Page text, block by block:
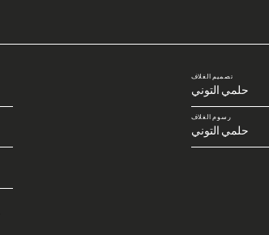
تصميم الغلاف
حلمي التوني
رسوم الغلاف
حلمي التوني